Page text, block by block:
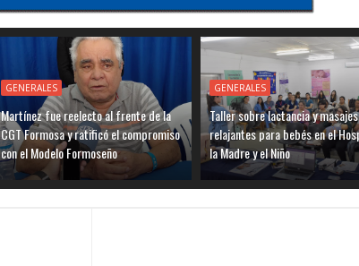
GENERALES
Martínez fue reelecto al frente de la
CGT Formosa y ratificó el compromiso
con el Modelo Formoseño
GENERALES
Taller sobre lactancia y masajes
relajantes para bebés en el
la Madre y el Niño